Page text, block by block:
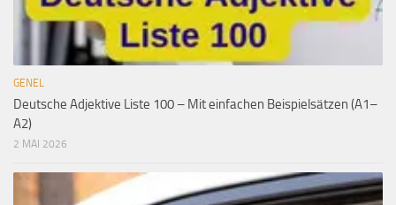
GENEL
Deutsche Adjektive Liste 100 – Mit einfachen Beispielsätzen (A1–
A2)
2 MAI 2026